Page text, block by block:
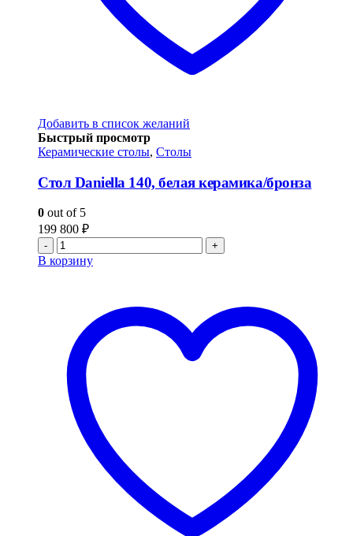
Добавить в список желаний
Быстрый просмотр
Керамические столы, Столы
Стол Daniella 140, белая керамика/бронза
0 out of 5
199 800 ₽
- +
В корзину